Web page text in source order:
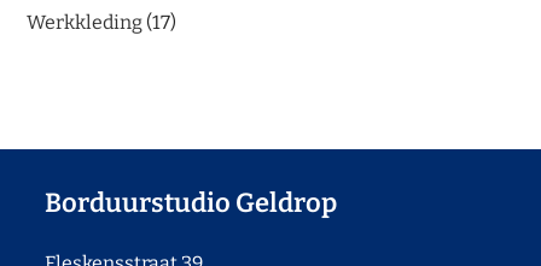
Werkkleding 17
Borduurstudio Geldrop